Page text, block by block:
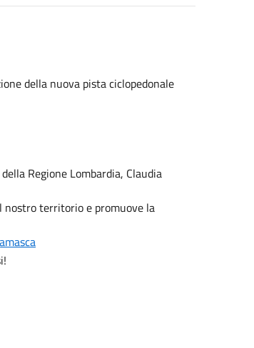
della nuova pista ciclopedonale
Regione Lombardia, Claudia
nostro territorio e promuove la